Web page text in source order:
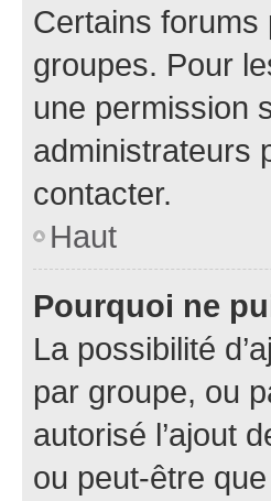
Certains
groupes. Pour
une permission
administrateurs
contacter.
Haut
Pourquoi ne
La possibilité
par groupe, ou
autorisé l’ajout
ou peut-être